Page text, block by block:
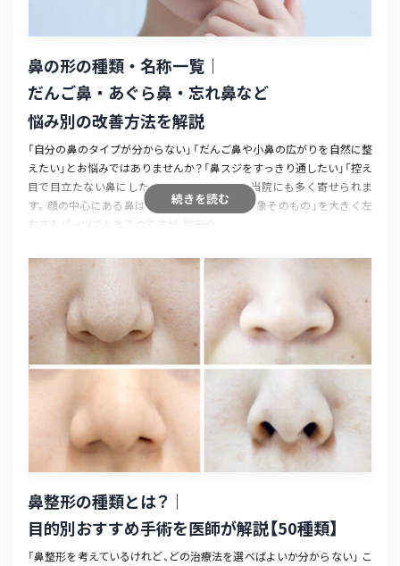
鼻の形の種類・名称一覧｜
だんご鼻・あぐら鼻・忘れ鼻など
悩み別の改善方法を解説
「自分の鼻のタイプが分からない」「だんご鼻や小鼻の広がりを自然に整
えたい」とお悩みではありませんか？「鼻スジをすっきり通したい」「控え
目で目立たない鼻にしたい」といった相談は、当院にも多く寄せられま
す。顔の中心にある鼻は、その方が醸し出す「印象そのもの」を大きく左
右するパーツでもあるのですが、目元や
続きを読む
鼻整形の種類とは？｜
目的別おすすめ手術を医師が解説【50種類】
「鼻整形を考えているけれど、どの治療法を選べばよいか分からない」 こ